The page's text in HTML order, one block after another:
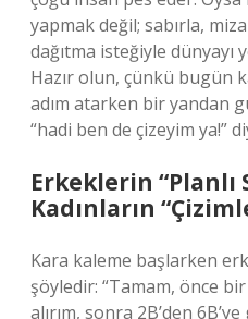
yapmak değil; sabırla,
dağıtma isteğiyle
Hazır olun, çünkü bugün
adım atarken bir yandan
“hadi ben de çizeyim ya!”
Erkeklerin “Planlı
Kadınların
Kara kaleme başlarken
şöyledir: “Tamam, önce
alırım, sonra 2B’den